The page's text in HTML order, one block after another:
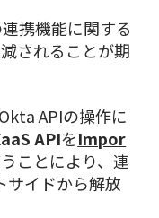
携機能に関する
されることが期
APIの操作に
APIをImpor
ことにより、連
サイドから解放